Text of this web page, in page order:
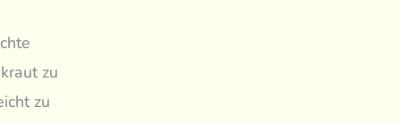
zu
zu